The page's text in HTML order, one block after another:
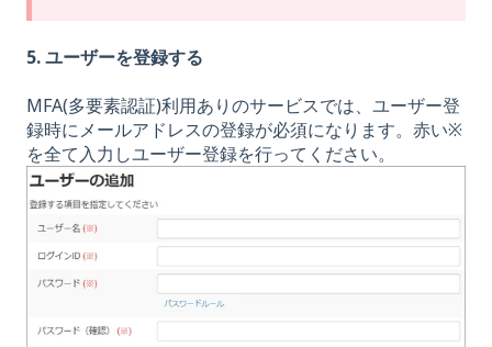
5. ユーザーを登録する
MFA(多要素認証)利用ありのサービスでは、ユーザー登
録時にメールアドレスの登録が必須になります。赤い※
を全て入力しユーザー登録を行ってください。